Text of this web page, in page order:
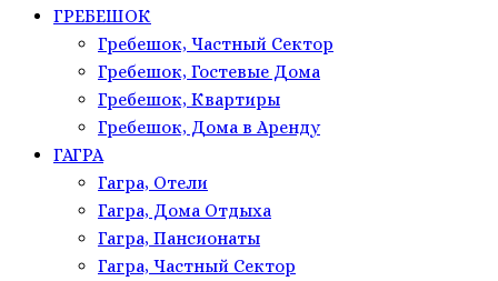
ГРЕБЕШОК
Гребешок, Частный Сектор
Гребешок, Гостевые Дома
Гребешок, Квартиры
Гребешок, Дома в Аренду
ГАГРА
Гагра, Отели
Гагра, Дома Отдыха
Гагра, Пансионаты
Гагра, Частный Сектор